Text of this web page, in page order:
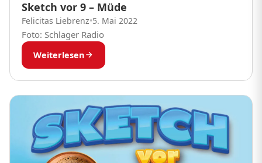
Sketch vor 9 – Müde
Felicitas Liebrenz•5. Mai 2022
Foto: Schlager Radio
Weiterlesen